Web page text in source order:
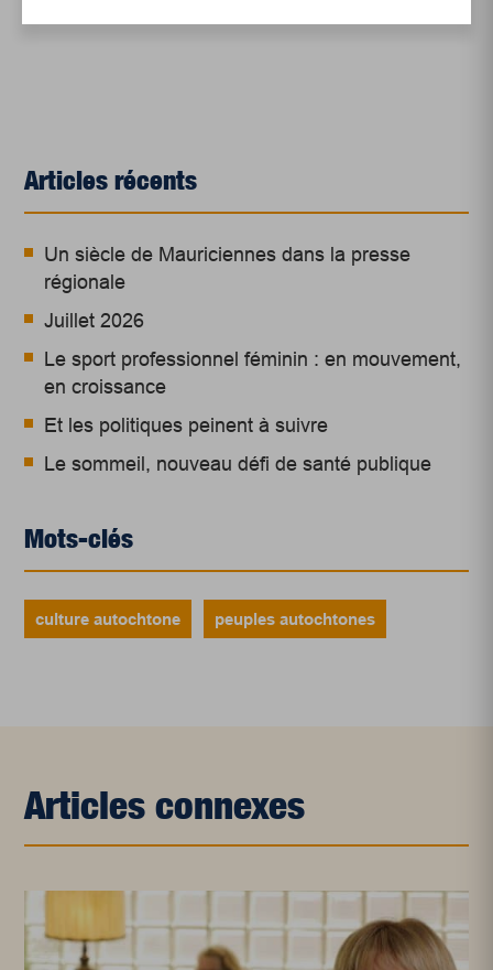
Articles récents
Un siècle de Mauriciennes dans la presse
régionale
Juillet 2026
Le sport professionnel féminin : en mouvement,
en croissance
Et les politiques peinent à suivre
Le sommeil, nouveau défi de santé publique
Mots-clés
culture autochtone peuples autochtones
Articles connexes